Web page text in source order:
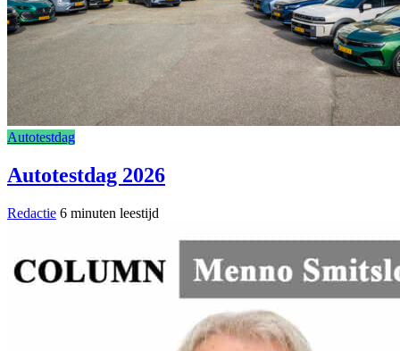
Autotestdag
Autotestdag 2026
Redactie 6 minuten leestijd